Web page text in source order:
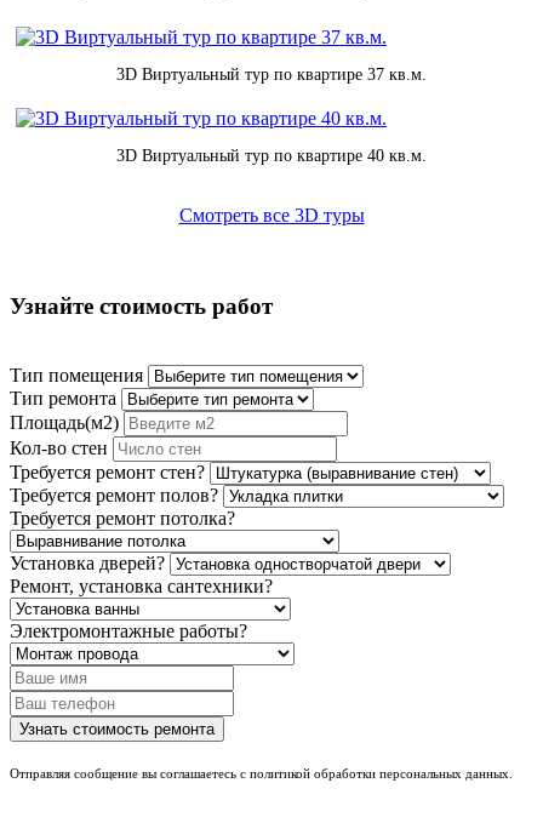
3D Виртуальный тур по квартире 37 кв.м.
3D Виртуальный тур по квартире 40 кв.м.
Смотреть все 3D туры
Узнайте стоимость работ
Тип помещения
Тип ремонта
Площадь(м2)
Кол-во стен
Требуется ремонт стен?
Требуется ремонт полов?
Требуется ремонт потолка?
Установка дверей?
Ремонт, установка сантехники?
Электромонтажные работы?
Отправляя сообщение вы соглашаетесь с политикой обработки персональных данных.